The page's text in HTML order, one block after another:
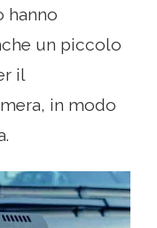
hanno
un piccolo
il
in modo